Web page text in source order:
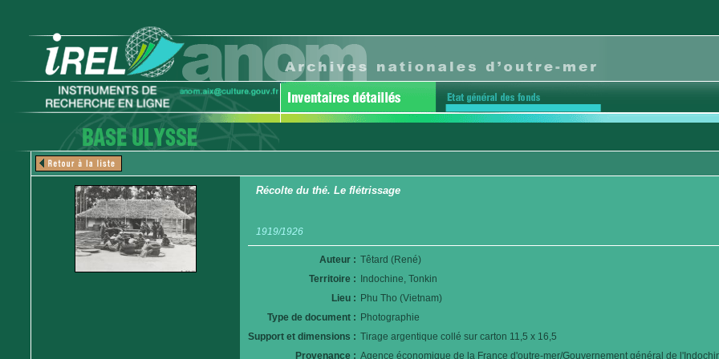
Récolte du thé. Le flétrissage
1919/1926
Auteur : Têtard (René)
Territoire :
Indochine, Tonkin
Lieu : Phu Tho (Vietnam)
Type de document : Photographie
Support et dimensions : Tirage argentique collé sur carton 11,5 x 16,5
Provenance : Agence économique de la France d'outre-mer/Gouvernement général de